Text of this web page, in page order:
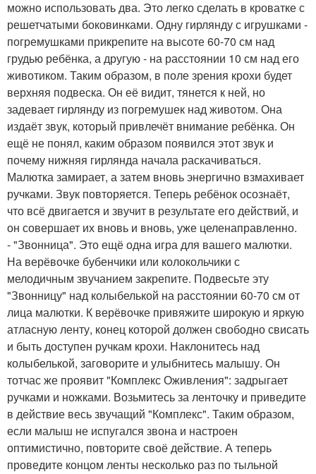
можно использовать два. Это легко сделать в кроватке с
решетчатыми боковинками. Одну гирлянду с игрушками -
погремушками прикрепите на высоте 60-70 см над
грудью ребёнка, а другую - на расстоянии 10 см над его
животиком. Таким образом, в поле зрения крохи будет
верхняя подвеска. Он её видит, тянется к ней, но
задевает гирлянду из погремушек над животом. Она
издаёт звук, который привлечёт внимание ребёнка. Он
ещё не понял, каким образом появился этот звук и
почему нижняя гирлянда начала раскачиваться.
Малютка замирает, а затем вновь энергично взмахивает
ручками. Звук повторяется. Теперь ребёнок осознаёт,
что всё двигается и звучит в результате его действий, и
он совершает их вновь и вновь, уже целенаправленно.
- "Звонница". Это ещё одна игра для вашего малютки.
На верёвочке бубенчики или колокольчики с
мелодичным звучанием закрепите. Подвесьте эту
"Звонницу" над колыбелькой на расстоянии 60-70 см от
лица малютки. К верёвочке привяжите широкую и яркую
атласную ленту, конец которой должен свободно свисать
и быть доступен ручкам крохи. Наклонитесь над
колыбелькой, заговорите и улыбнитесь малышу. Он
тотчас же проявит "Комплекс Оживления": задрыгает
ручками и ножками. Возьмитесь за ленточку и приведите
в действие весь звучащий "Комплекс". Таким образом,
если малыш не испугался звона и настроен
оптимистично, повторите своё действие. А теперь
проведите концом ленты несколько раз по тыльной